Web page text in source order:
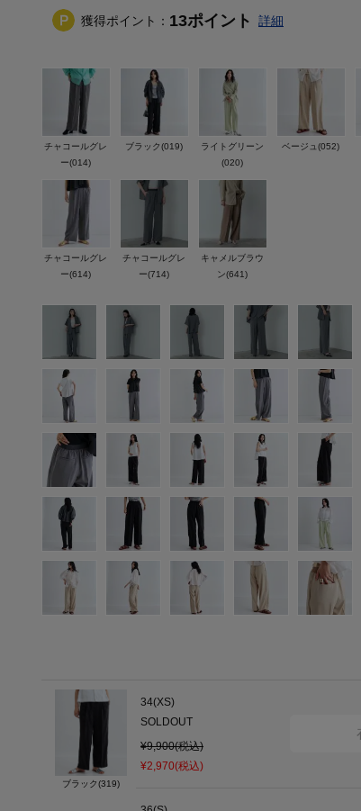
獲得ポイント： 13ポイント 詳細
チャコールグレ
ー(014)
ブラック(019)
ライトグリーン
(020)
ベージュ(052)
チャコールグレ
ー(614)
チャコールグレ
ー(714)
キャメルブラウ
ン(641)
ブラック(319)
34(XS)
SOLDOUT
¥9,900(税込)
¥2,970(税込)